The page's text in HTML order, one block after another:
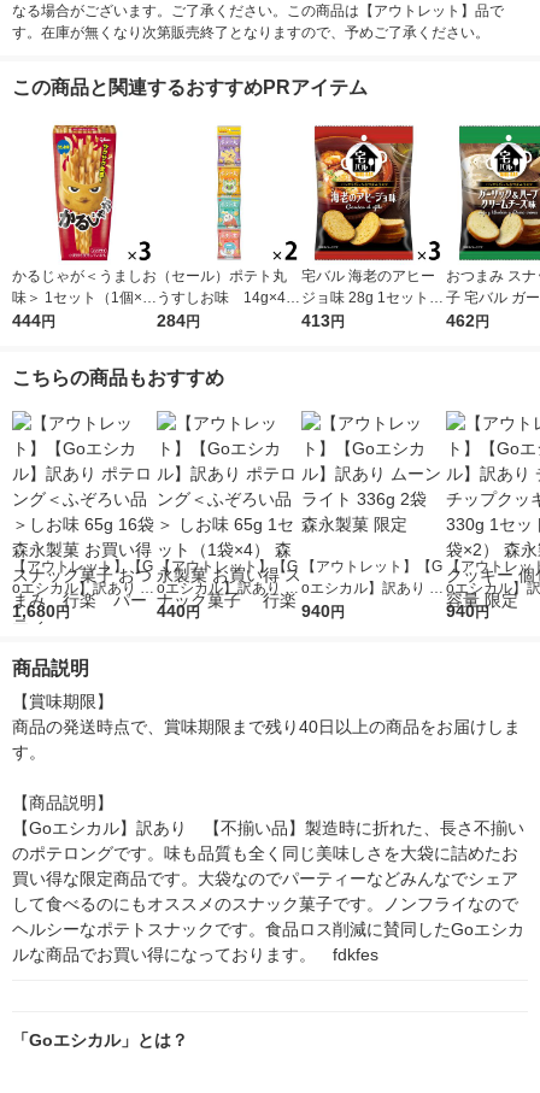
なる場合がございます。ご了承ください。この商品は【アウトレット】品で
す。在庫が無くなり次第販売終了となりますので、予めご了承ください。
この商品と関連するおすすめPRアイテム
かるじゃが＜うましお
味＞ 1セット（1個×
3） 江崎グリコ スナ
444円
（セール）ポテト丸
うすしお味 14g×4
袋 1セット(4袋×2)
イズ
284円
宅バル 海老のアヒー
ジョ味 28g 1セット
（1袋×3） おやつカン
413円
おつまみ ス
子 宅バル ガ
＆ハーブクリ
462円
こちらの商品もおすすめ
【アウトレット】【G
oエシカル】訳あり ポ
テロング＜ふぞろい品
ック菓子 おつまみ
行楽 パーティ
1,680円
【アウトレット】【G
oエシカル】訳あり ポ
テロング＜ふぞろい品
440円
【アウトレット】【G
oエシカル】訳あり ム
ーンライト 336g 2袋
940円
【アウトレッ
oエシカル】
ョコチップク
940円
商品説明
【賞味期限】
商品の発送時点で、賞味期限まで残り40日以上の商品をお届けしま
す。
【商品説明】
【Goエシカル】訳あり　【不揃い品】製造時に折れた、長さ不揃い
のポテロングです。味も品質も全く同じ美味しさを大袋に詰めたお
買い得な限定商品です。大袋なのでパーティーなどみんなでシェア
して食べるのにもオススメのスナック菓子です。ノンフライなので
ヘルシーなポテトスナックです。食品ロス削減に賛同したGoエシカ
ルな商品でお買い得になっております。　fdkfes
「Goエシカル」とは？